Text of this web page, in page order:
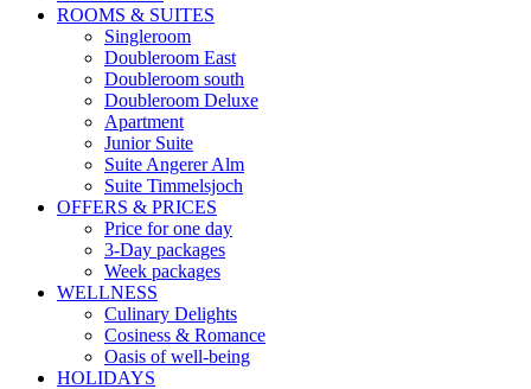
ROOMS & SUITES
Singleroom
Doubleroom East
Doubleroom south
Doubleroom Deluxe
Apartment
Junior Suite
Suite Angerer Alm
Suite Timmelsjoch
OFFERS & PRICES
Price for one day
3-Day packages
Week packages
WELLNESS
Culinary Delights
Cosiness & Romance
Oasis of well-being
HOLIDAYS